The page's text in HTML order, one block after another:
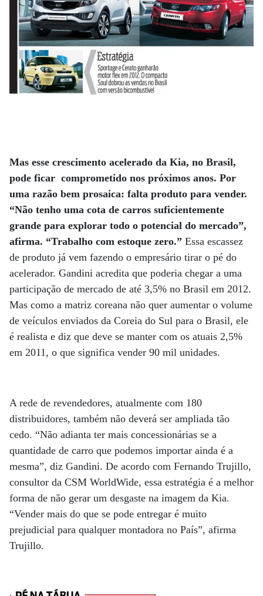
Mas esse crescimento acelerado da Kia, no Brasil,
pode ficar comprometido nos próximos anos. Por
uma razão bem prosaica: falta produto para vender.
“Não tenho uma cota de carros suficientemente
grande para explorar todo o potencial do mercado”,
afirma. “Trabalho com estoque zero.” Essa escassez
de produto já vem fazendo o empresário tirar o pé do
acelerador. Gandini acredita que poderia chegar a uma
participação de mercado de até 3,5% no Brasil em 2012.
Mas como a matriz coreana não quer aumentar o volume
de veículos enviados da Coreia do Sul para o Brasil, ele
é realista e diz que deve se manter com os atuais 2,5%
em 2011, o que significa vender 90 mil unidades.
A rede de revendedores, atualmente com 180
distribuidores, também não deverá ser ampliada tão
cedo. “Não adianta ter mais concessionárias se a
quantidade de carro que podemos importar ainda é a
mesma”, diz Gandini. De acordo com Fernando Trujillo,
consultor da CSM WorldWide, essa estratégia é a melhor
forma de não gerar um desgaste na imagem da Kia.
“Vender mais do que se pode entregar é muito
prejudicial para qualquer montadora no País”, afirma
Trujillo.